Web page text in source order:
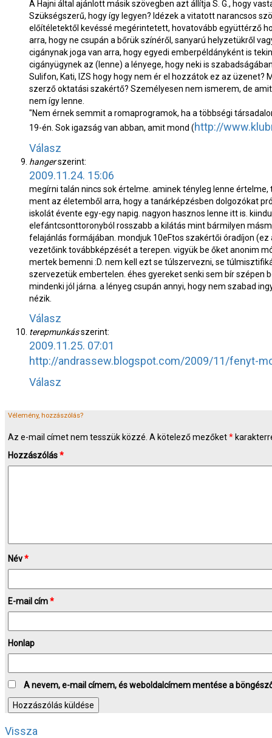
A Hajni által ajánlott másik szövegben azt állítja S. G., hogy
Szükségszerű, hogy így legyen? Idézek a vitatott narancsos
előítéletektől kevéssé megérintetett, hovatovább együttérző
arra, hogy ne csupán a bőrük színéről, sanyarú helyzetükről
cigánynak joga van arra, hogy egyedi emberpéldányként is
cigányügynek az (lenne) a lényege, hogy neki is
Sulifon, Kati, IZS hogy hogy nem ér el hozzátok ez az
szerző oktatási szakértő? Személyesen nem ismerem, de
nem így lenne.
"Nem érnek semmit a romaprogramok, ha a többségi
19-én. Sok igazság van abban, amit mond (http://
Válasz
hangerszerint:
2009.11.24. 15:06
megírni talán nincs sok értelme. aminek tényleg lenne
ment az életemből arra, hogy a tanárképzésben dolgozókat
iskolát évente egy-egy napig. nagyon hasznos lenne itt is.
elefántcsonttoronyból rosszabb a kilátás mint bármilyen
felajánlás formájában. mondjuk 10eFtos szakértői óradíjon
vezetőink továbbképzését a terepen. vigyük be őket anonim
mertek bemenni :D. nem kell ezt se túlszervezni, se
szervezetük embertelen. éhes gyereket senki sem bír szépen
mindenki jól járna. a lényeg csupán annyi, hogy nem szabad
nézik.
Válasz
terepmunkásszerint:
2009.11.25. 07:01
http://andrassew.blogspot.com/2009/11/fenyt-
Válasz
Vélemény, hozzászólás?
Az e-mail címet nem tesszük közzé. A kötelező mezőket*
Hozzászólás*
Név*
E-mail cím*
Honlap
A nevem, e-mail címem, és weboldalcímem mentése a
Vissza